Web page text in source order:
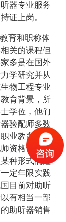
器专业服务
证上岗。
育和职称体
关的课程但
多是在国外
学研究并从
物工程专业
育背景，所
学位，他们
验配师多数
业教育和执
资格证书的
种形式的短
定年限实践
目前对助听
有相当一部
助听器销售